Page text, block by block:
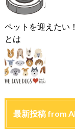
ペットを迎えたい
とは
最新投稿 from